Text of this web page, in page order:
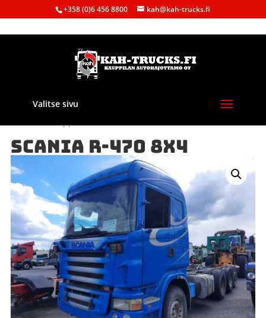
+358 (0)6 456 8800 kah@kah-trucks.fi
Valitse sivu
SCANIA R-470 8X4